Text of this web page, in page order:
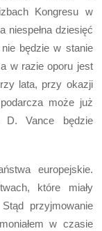
Kongresu w
niespełna dziesięć
będzie w stanie
w razie oporu jest
lata, przy okazji
może już
D. Vance będzie
europejskie.
które miały
przyjmowanie
w czasie